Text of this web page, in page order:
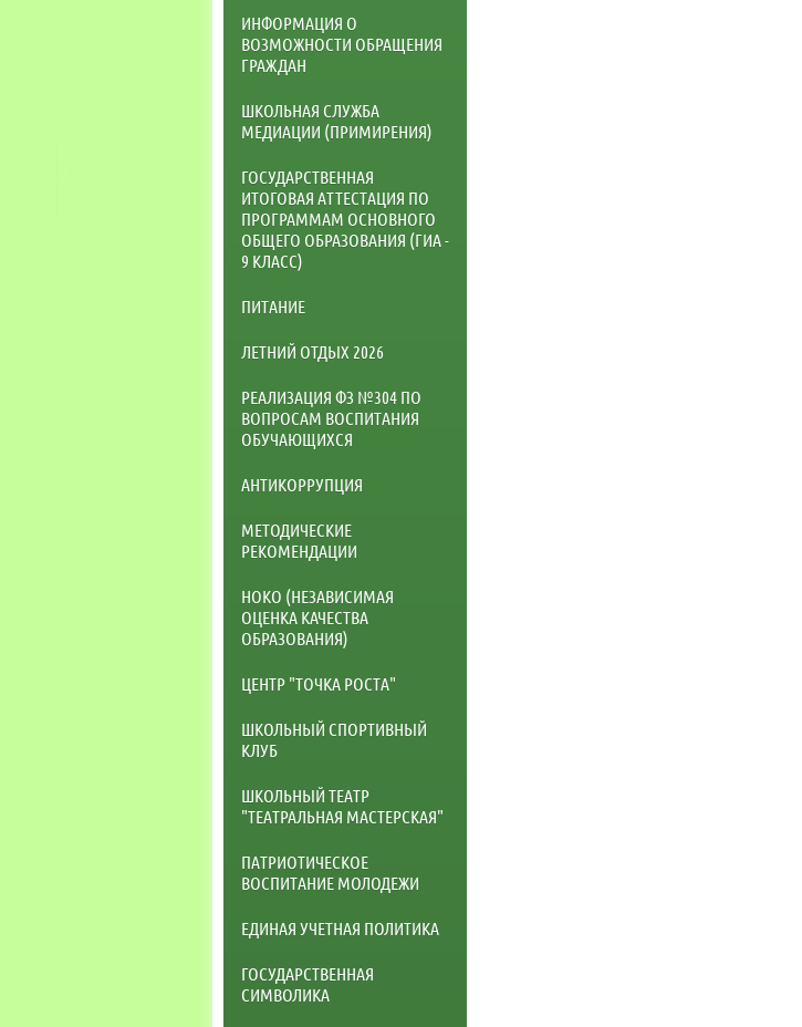
ИНФОРМАЦИЯ О
ВОЗМОЖНОСТИ ОБРАЩЕНИЯ
ГРАЖДАН
ШКОЛЬНАЯ СЛУЖБА
МЕДИАЦИИ (ПРИМИРЕНИЯ)
ГОСУДАРСТВЕННАЯ
ИТОГОВАЯ АТТЕСТАЦИЯ ПО
ПРОГРАММАМ ОСНОВНОГО
ОБЩЕГО ОБРАЗОВАНИЯ (ГИА -
9 КЛАСС)
ПИТАНИЕ
ЛЕТНИЙ ОТДЫХ 2026
РЕАЛИЗАЦИЯ ФЗ №304 ПО
ВОПРОСАМ ВОСПИТАНИЯ
ОБУЧАЮЩИХСЯ
АНТИКОРРУПЦИЯ
МЕТОДИЧЕСКИЕ
РЕКОМЕНДАЦИИ
НОКО (НЕЗАВИСИМАЯ
ОЦЕНКА КАЧЕСТВА
ОБРАЗОВАНИЯ)
ЦЕНТР "ТОЧКА РОСТА"
ШКОЛЬНЫЙ СПОРТИВНЫЙ
КЛУБ
ШКОЛЬНЫЙ ТЕАТР
"ТЕАТРАЛЬНАЯ МАСТЕРСКАЯ"
ПАТРИОТИЧЕСКОЕ
ВОСПИТАНИЕ МОЛОДЕЖИ
ЕДИНАЯ УЧЕТНАЯ ПОЛИТИКА
ГОСУДАРСТВЕННАЯ
СИМВОЛИКА